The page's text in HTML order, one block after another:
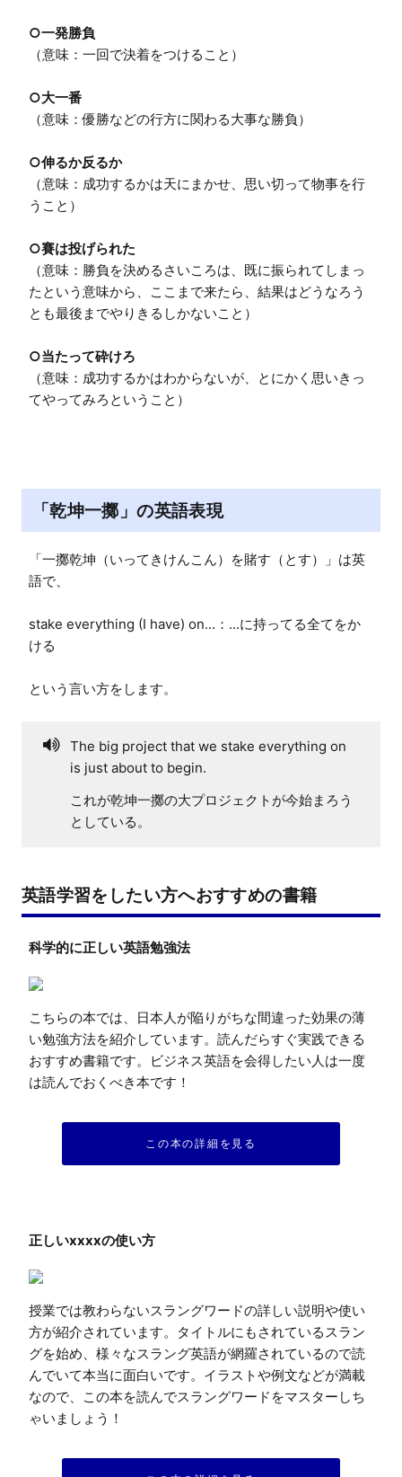
○一発勝負
（意味：一回で決着をつけること）
○大一番
（意味：優勝などの行方に関わる大事な勝負）
○伸るか反るか
（意味：成功するかは天にまかせ、思い切って物事を行
うこと）
○賽は投げられた
（意味：勝負を決めるさいころは、既に振られてしまっ
たという意味から、ここまで来たら、結果はどうなろう
とも最後までやりきるしかないこと）
○当たって砕けろ
（意味：成功するかはわからないが、とにかく思いきっ
てやってみろということ）
「乾坤一擲」の英語表現
「一擲乾坤（いってきけんこん）を賭す（とす）」は英
語で、
stake everything (I have) on...：...に持ってる全てをか
ける
という言い方をします。
The big project that we stake everything on
is just about to begin.
これが乾坤一擲の大プロジェクトが今始まろう
としている。
英語学習をしたい方へおすすめの書籍
科学的に正しい英語勉強法
こちらの本では、日本人が陥りがちな間違った効果の薄
い勉強方法を紹介しています。読んだらすぐ実践できる
おすすめ書籍です。ビジネス英語を会得したい人は一度
は読んでおくべき本です！
この本の詳細を見る
授業では教わらないスラングワードの詳しい説明や使い
方が紹介されています。タイトルにもされているスラン
グを始め、様々なスラング英語が網羅されているので読
んでいて本当に面白いです。イラストや例文などが満載
なので、この本を読んでスラングワードをマスターしち
ゃいましょう！